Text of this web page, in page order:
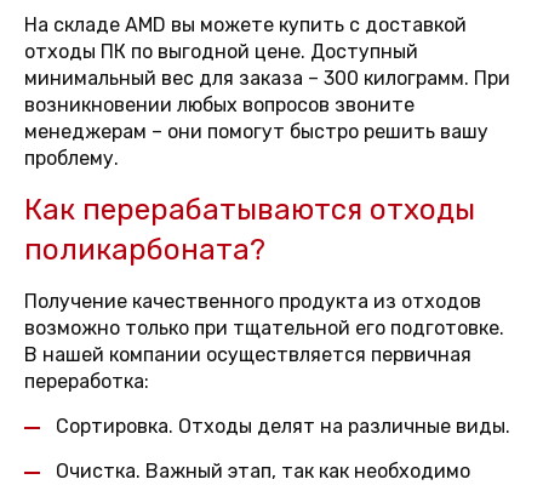
На складе AMD вы можете купить с доставкой
отходы ПК по выгодной цене. Доступный
минимальный вес для заказа – 300 килограмм. При
возникновении любых вопросов звоните
менеджерам – они помогут быстро решить вашу
проблему.
Как перерабатываются отходы
поликарбоната?
Получение качественного продукта из отходов
возможно только при тщательной его подготовке.
В нашей компании осуществляется первичная
переработка:
Сортировка. Отходы делят на различные виды.
Очистка. Важный этап, так как необходимо